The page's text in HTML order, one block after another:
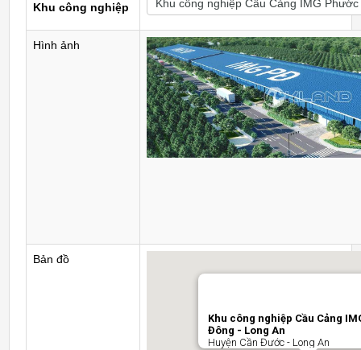
Khu công nghiệp
Hình ảnh
Bản đồ
Khu công nghiệp Cầu Cảng
Đông - Long An
Huyện Cần Đước - Long An